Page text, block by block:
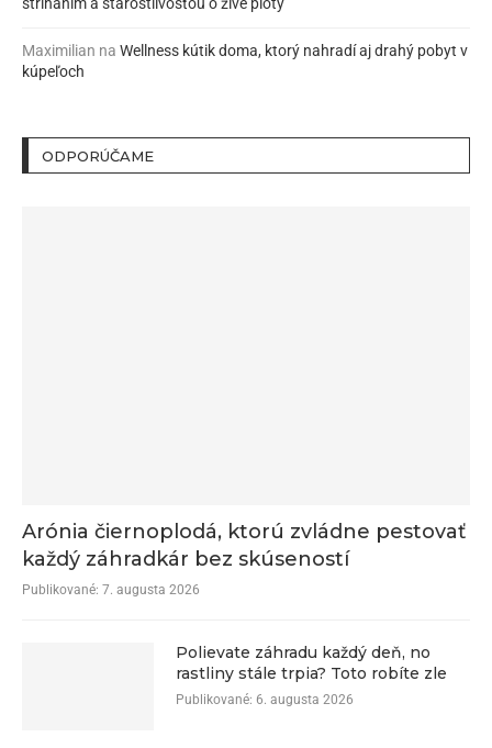
Maximilian na Wellness kútik doma, ktorý nahradí aj drahý pobyt v
kúpeľoch
ODPORÚČAME
Arónia čiernoplodá, ktorú zvládne pestovať
každý záhradkár bez skúseností
Publikované: 7. augusta 2026
Polievate záhradu každý deň, no
rastliny stále trpia? Toto robíte zle
Publikované: 6. augusta 2026